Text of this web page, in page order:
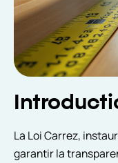
La Loi Carrez,
garantir la